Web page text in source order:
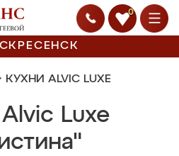
0
КУХНИ ALVIC LUXE
Luxe